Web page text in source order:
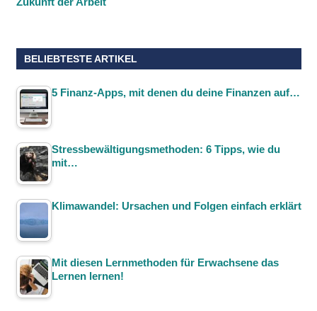
BELIEBTESTE ARTIKEL
5 Finanz-Apps, mit denen du deine Finanzen auf…
Stressbewältigungsmethoden: 6 Tipps, wie du
mit…
Klimawandel: Ursachen und Folgen einfach erklärt
Mit diesen Lernmethoden für Erwachsene das
Lernen lernen!